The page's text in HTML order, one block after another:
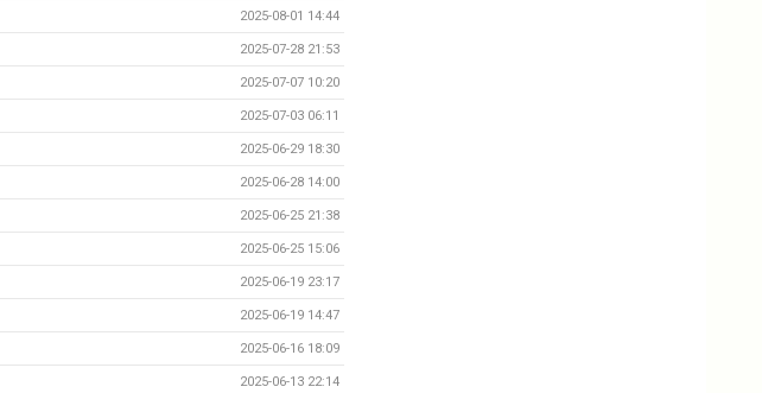
2025-08-01 14:44
2025-07-28 21:53
2025-07-07 10:20
2025-07-03 06:11
2025-06-29 18:30
2025-06-28 14:00
2025-06-25 21:38
2025-06-25 15:06
2025-06-19 23:17
2025-06-19 14:47
2025-06-16 18:09
2025-06-13 22:14